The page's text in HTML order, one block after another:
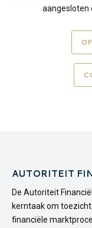
aangesloten
AUTORITEIT
De Autoriteit
kerntaak om
financiële